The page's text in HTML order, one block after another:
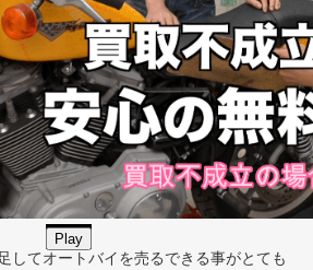
Play
介のお客様が非常に多い】の
た誠実な査定と相場以上での高額査定が
負しております。
ク買取査定はお客様満足度95％超！
接客と特別な買取価格で常にお客様満足
。
んな査定資格とマナー講習を
してオートバイを売るできる事がとても